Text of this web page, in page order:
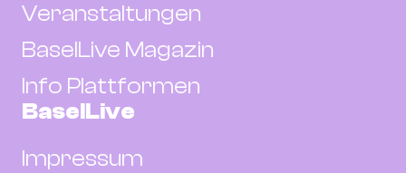
Veranstaltungen
BaselLive Magazin
Info Plattformen
BaselLive
Impressum